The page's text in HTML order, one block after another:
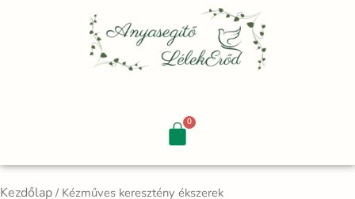
Kezdőlap / Kézműves keresztény ékszerek